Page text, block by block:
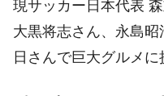
現サッカー日本代表
大黒将志さん、永島
日さんで巨大グルメに